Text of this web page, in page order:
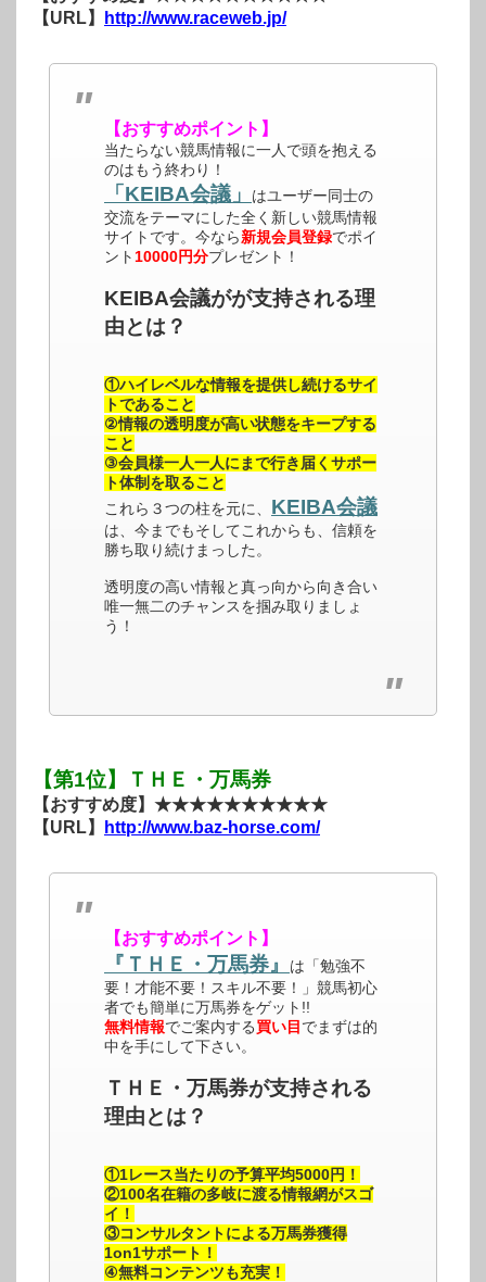
【URL】
http://www.raceweb.jp/
【おすすめポイント】
当たらない競馬情報に一人で頭を抱える
のはもう終わり！
「KEIBA会議」
はユーザー同士の
交流をテーマにした全く新しい競馬情報
サイトです。今なら新規会員登録でポイ
ント 10000円分プレゼント！
KEIBA会議がが支持される理
由とは？
①ハイレベルな情報を提供し続けるサイ
トであること
②情報の透明度が高い状態をキープする
こと
③会員様一人一人にまで行き届くサポー
ト体制を取ること
これら３つの柱を元に、 KEIBA会議
は、今までもそしてこれからも、信頼を
勝ち取り続けまっした。
透明度の高い情報と真っ向から向き合い
唯一無二のチャンスを掴み取りましょ
う！
【第1位】ＴＨＥ・万馬券
【おすすめ度】★★★★★★★★★★
【URL】
http://www.baz-horse.com/
【おすすめポイント】
『ＴＨＥ・万馬券』
は「勉強不
要！才能不要！スキル不要！」競馬初心
者でも簡単に万馬券をゲット!!
無料情報でご案内する買い目 でまずは的
中を手にして下さい。
ＴＨＥ・万馬券が支持される
理由とは？
①1レース当たりの予算平均5000円！
②100名在籍の多岐に渡る情報網がスゴ
イ！
③コンサルタントによる万馬券獲得
1on1サポート！
④無料コンテンツも充実！